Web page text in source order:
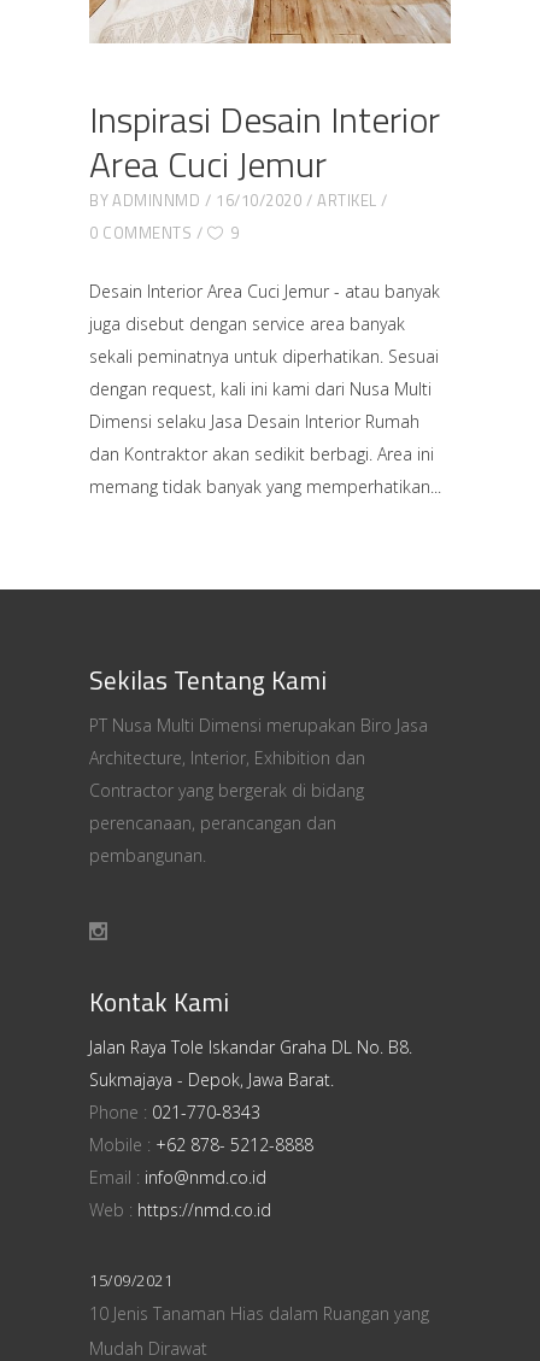
Inspirasi Desain Interior
Area Cuci Jemur
BYADMINNMD 16/10/2020
ARTIKEL
0 COMMENTS
9
Desain Interior Area Cuci Jemur - atau banyak
juga disebut dengan service area banyak
sekali peminatnya untuk diperhatikan. Sesuai
dengan request, kali ini kami dari Nusa Multi
Dimensi selaku Jasa Desain Interior Rumah
dan Kontraktor akan sedikit berbagi. Area ini
memang tidak banyak yang memperhatikan
Sekilas Tentang Kami
PT Nusa Multi Dimensi merupakan Biro Jasa
Architecture, Interior, Exhibition dan
Contractor yang bergerak di bidang
perencanaan, perancangan dan
pembangunan.
Kontak Kami
Jalan Raya Tole Iskandar Graha DL No. B8.
Sukmajaya - Depok, Jawa Barat.
Phone : 021-770-8343
Mobile : +62 878- 5212-8888
Email : info@nmd.co.id
Web : https://nmd.co.id
15/09/2021
10 Jenis Tanaman Hias dalam Ruangan yang
Mudah Dirawat